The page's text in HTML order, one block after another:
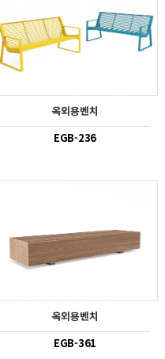
옥외용벤치
EGB-236
옥외용벤치
EGB-361